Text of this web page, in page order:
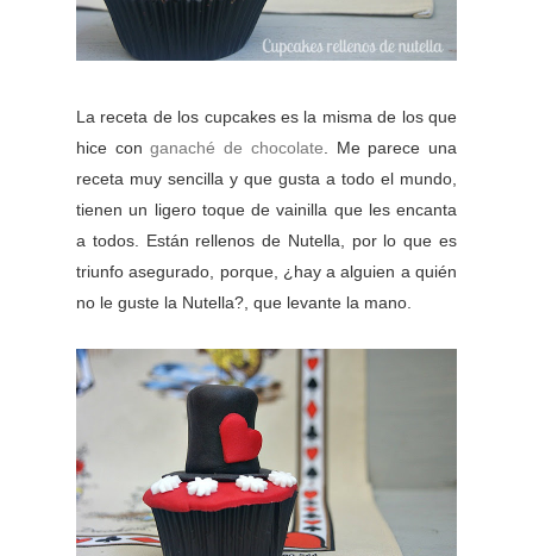
La receta de los cupcakes es la misma de los que
hice conganaché de chocolate. Me parece una
receta muy sencilla y que gusta a todo el mundo,
tienen un ligero toque de vainilla que les encanta
a todos. Están rellenos de Nutella, por lo que es
triunfo asegurado, porque, ¿hay a alguien a quién
no le guste la Nutella?, que levante la mano.